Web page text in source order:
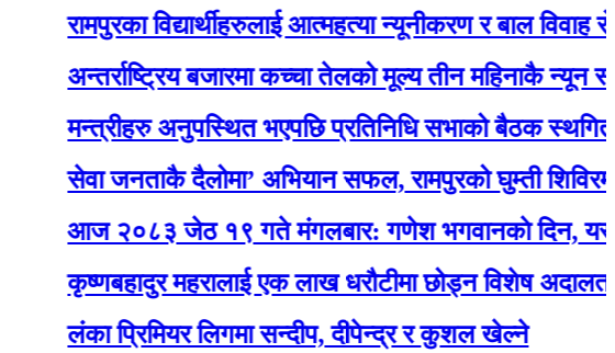
रामपुरका विद्यार्थीहरुलाई आत्महत्या न्यूनीकरण र बाल विवाह रोकथाम
अन्तर्राष्ट्रिय बजारमा कच्चा तेलको मूल्य तीन महिनाकै न्यून स्तरमा
मन्त्रीहरु अनुपस्थित भएपछि प्रतिनिधि सभाको बैठक स्थगित
सेवा जनताकै दैलोमा’ अभियान सफल, रामपुरको घुम्ती शिविरमा
आज २०८३ जेठ १९ गते मंगलबार: गणेश भगवानकाे दिन, यस्ताे छ
कृष्णबहादुर महरालाई एक लाख धरौटीमा छोड्न विशेष अदालतको आदेश
लंका प्रिमियर लिगमा सन्दीप, दीपेन्द्र र कुशल खेल्ने